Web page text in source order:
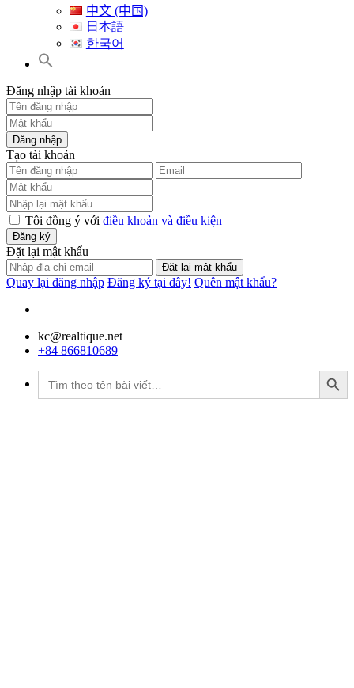
中文 (中国)
日本語
한국어
Đăng nhập tài khoản
Đăng nhập
Tạo tài khoản
Tôi đồng ý với điều khoản và điều kiện
Đăng ký
Đặt lại mật khẩu
Đặt lại mật khẩu
Quay lại đăng nhập Đăng ký tại đây! Quên mật khẩu?
kc@realtique.net
+84 866810689
Tìm
kiếm:
Search Button